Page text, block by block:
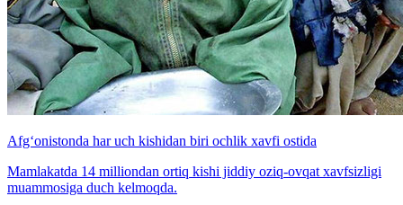
Afg‘onistonda har uch kishidan biri ochlik xavfi ostida
Mamlakatda 14 milliondan ortiq kishi jiddiy oziq-ovqat xavfsizligi
muammosiga duch kelmoqda.